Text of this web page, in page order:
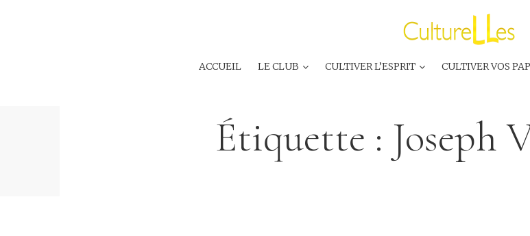
ACCUEIL LE CLUB CULTIVER L’ESPRIT CULTIVER VOS
Étiquette : Joseph